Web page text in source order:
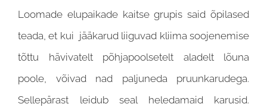
Loomade elupaikade kaitse grupis said õpilased
teada, et kui jääkarud liiguvad kliima soojenemise
tõttu hävivatelt põhjapoolsetelt aladelt lõuna
poole, võivad nad paljuneda pruunkarudega.
Sellepärast leidub seal heledamaid karusid.